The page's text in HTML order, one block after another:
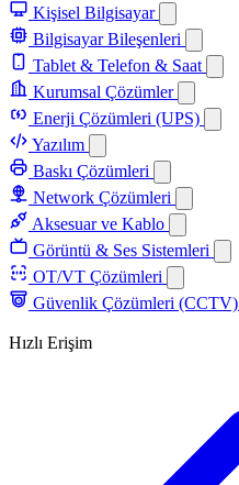
Kişisel Bilgisayar
Bilgisayar Bileşenleri
Tablet & Telefon & Saat
Kurumsal Çözümler
Enerji Çözümleri (UPS)
Yazılım
Baskı Çözümleri
Network Çözümleri
Aksesuar ve Kablo
Görüntü & Ses Sistemleri
OT/VT Çözümleri
Güvenlik Çözümleri (CCTV)
Hızlı Erişim